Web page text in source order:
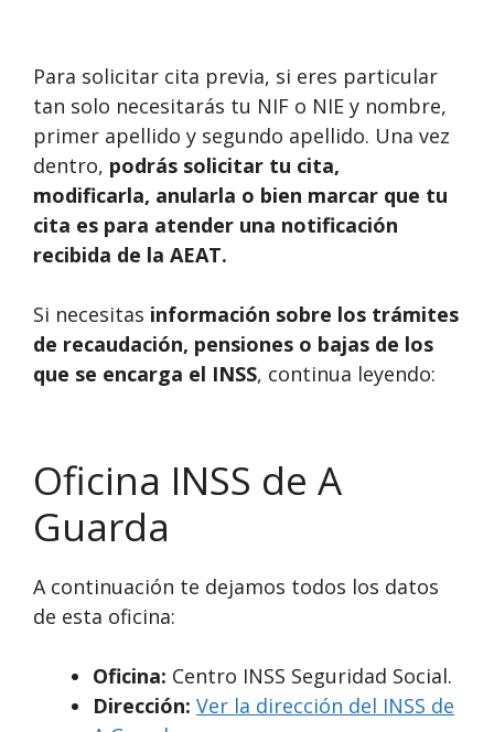
Para solicitar cita previa, si eres particular
tan solo necesitarás tu NIF o NIE y nombre,
primer apellido y segundo apellido. Una vez
dentro, podrás solicitar tu cita,
modificarla, anularla o bien marcar que tu
cita es para atender una notificación
recibida de la AEAT.
Si necesitas información sobre los trámites
de recaudación, pensiones o bajas de los
que se encarga el INSS, continua leyendo:
Oficina INSS de A
Guarda
A continuación te dejamos todos los datos
de esta oficina:
Oficina: Centro INSS Seguridad Social.
Dirección: Ver la dirección del INSS de